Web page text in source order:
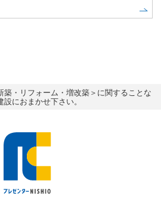
・リフォーム・増改築＞に関することな
設におまかせ下さい。